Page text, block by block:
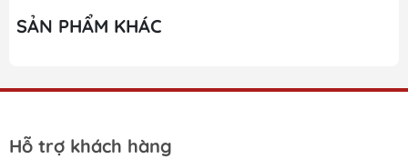
hiện đại và năng động.
Cổ tròn dễ mặc, tạo sự thoải mái và tiện lợi khi bé
kém phần phong cách, có thun co giãn ở eo giúp
Màu sắc tươi sáng và đa dạng, phù hợp với sở
SẢN PHẨM KHÁC
Hỗ trợ khách hàng